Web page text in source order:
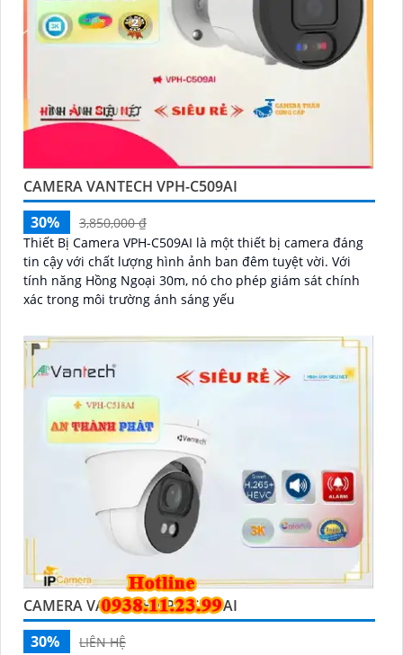
CAMERA VANTECH VPH-C509AI
30%
3,850,000 ₫
Thiết Bị Camera VPH-C509AI là một thiết bị camera đáng
tin cậy với chất lượng hình ảnh ban đêm tuyệt vời. Với
tính năng Hồng Ngoại 30m, nó cho phép giám sát chính
xác trong môi trường ánh sáng yếu
CAMERA VANTECH VPH-C518AI
30%
LIÊN HỆ